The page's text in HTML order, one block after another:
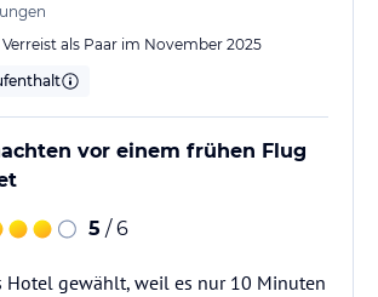
Verreist als Paar im November 2025
vor einem frühen Flug
5 / 6
Hotel gewählt, weil es nur 10 Minuten